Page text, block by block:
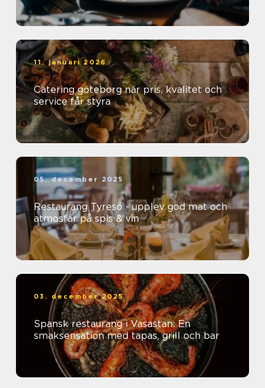
11. januari 2026
Catering göteborg när pris, kvalitet och
service får styra
05. december 2025
Restaurang Tyresö - upplev god mat och
atmosfär på spis & vin
03. december 2025
Spansk restaurang i Vasastan: En
smaksensation med tapas, grill och bar